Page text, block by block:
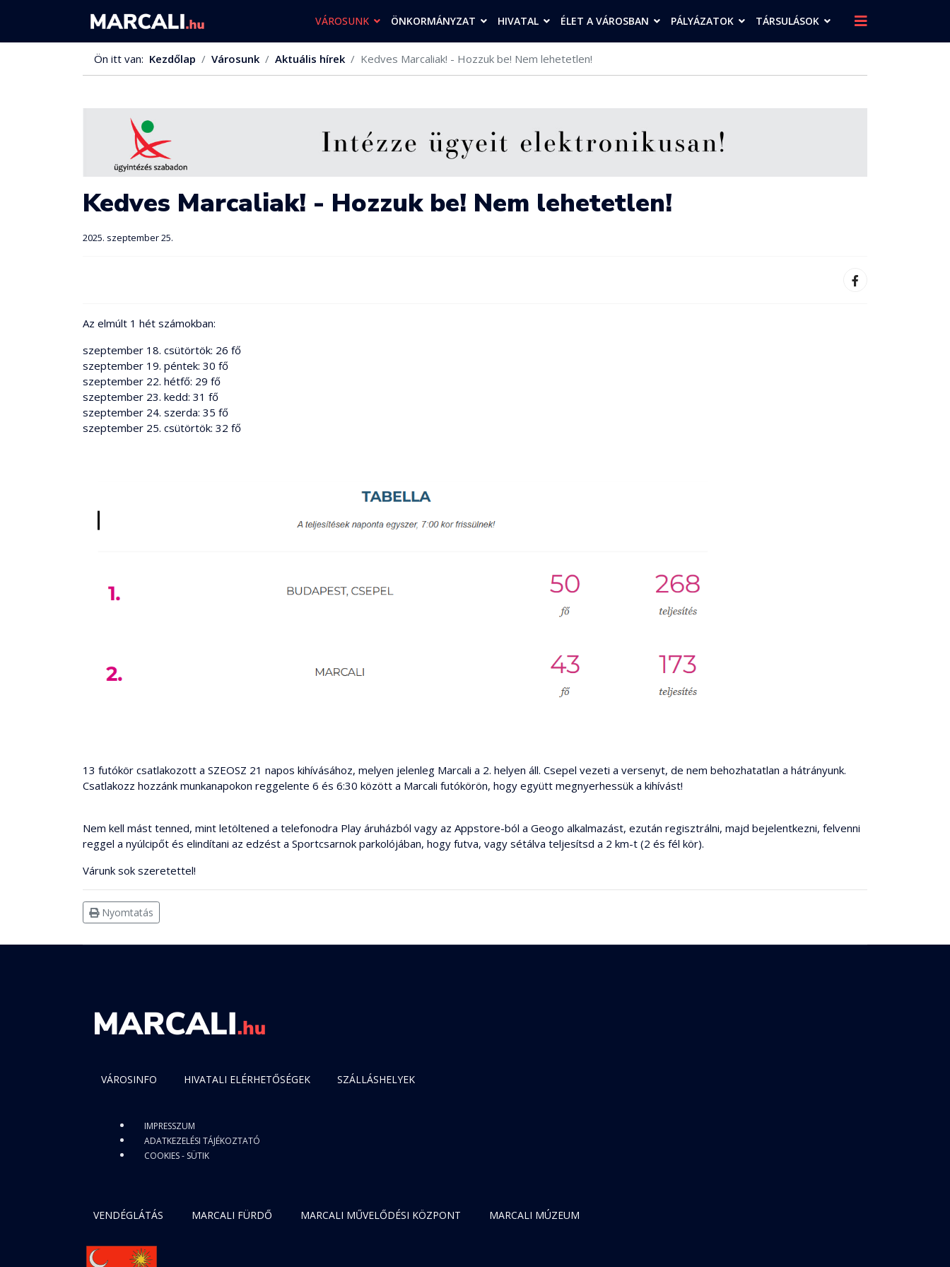
VÁROSUNK ÖNKORMÁNYZAT HIVATAL ÉLET A VÁROSBAN PÁLYÁZATOK TÁRSULÁSOK
Ön itt van: Kezdőlap Városunk Aktuális hírek Kedves Marcaliak! - Hozzuk be! Nem lehetetlen!
Kedves Marcaliak! - Hozzuk be! Nem lehetetlen!
2025. szeptember 25.
Az elmúlt 1 hét számokban:
szeptember 18. csütörtök: 26 fő
szeptember 19. péntek: 30 fő
szeptember 22. hétfő: 29 fő
szeptember 23. kedd: 31 fő
szeptember 24. szerda: 35 fő
szeptember 25. csütörtök: 32 fő
13 futókör csatlakozott a SZEOSZ 21 napos kihívásához, melyen jelenleg Marcali a 2. helyen áll. Csepel vezeti a versenyt, de nem behozhatatlan a hátrányunk.
Csatlakozz hozzánk munkanapokon reggelente 6 és 6:30 között a Marcali futókörön, hogy együtt megnyerhessük a kihívást!
Nem kell mást tenned, mint letöltened a telefonodra Play áruházból vagy az Appstore-ból a Geogo alkalmazást, ezután regisztrálni, majd bejelentkezni, felvenni
reggel a nyúlcipőt és elindítani az edzést a Sportcsarnok parkolójában, hogy futva, vagy sétálva teljesítsd a 2 km-t (2 és fél kör).
Várunk sok szeretettel!
Nyomtatás
VÁROSINFO HIVATALI ELÉRHETŐSÉGEK SZÁLLÁSHELYEK
IMPRESSZUM
ADATKEZELÉSI TÁJÉKOZTATÓ
COOKIES - SÜTIK
VENDÉGLÁTÁS MARCALI FÜRDŐ MARCALI MŰVELŐDÉSI KÖZPONT MARCALI MÚZEUM